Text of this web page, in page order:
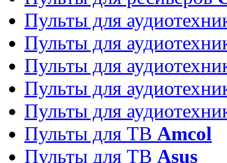
Пульты для
Пульты для
Пульты для
Пульты для
Пульты для
Пульты для ТВ Amcol
Пульты для ТВ Asus